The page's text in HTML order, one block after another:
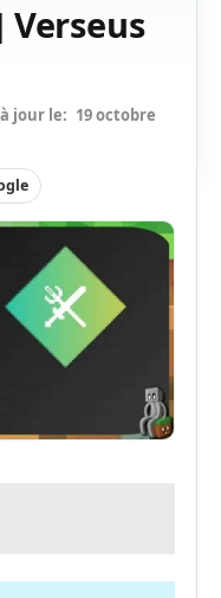
Verseus
jour le: 19 octobre